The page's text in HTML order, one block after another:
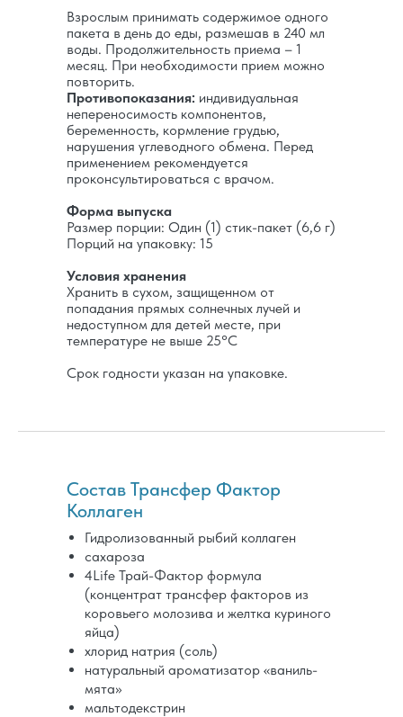
Взрослым принимать содержимое одного
пакета в день до еды, размешав в 240 мл
воды. Продолжительность приема – 1
месяц. При необходимости прием можно
повторить.
Противопоказания: индивидуальная
непереносимость компонентов,
беременность, кормление грудью,
нарушения углеводного обмена. Перед
применением рекомендуется
проконсультироваться с врачом.
Форма выпуска
Размер порции: Один (1) стик-пакет (6,6 г)
Порций на упаковку: 15
Условия хранения
Хранить в сухом, защищенном от
попадания прямых солнечных лучей и
недоступном для детей месте, при
температуре не выше 25°C
Срок годности указан на упаковке.
Гидролизованный рыбий коллаген
сахароза
4Life Трай-Фактор формула
(концентрат трансфер факторов из
коровьего молозива и желтка куриного
яйца)
хлорид натрия (соль)
натуральный ароматизатор «ваниль-
мята»
мальтодекстрин
Состав Трансфер Фактор
Коллаген